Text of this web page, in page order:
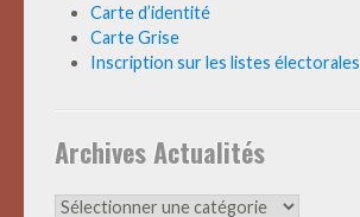
Carte d’identité
Carte Grise
Inscription sur les listes électorales
Archives Actualités
Archives